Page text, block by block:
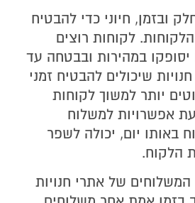
ובזמן, חיוני כדי להבטיח
לקוחות רוצים
במהירות ובבטחה עד
שיכולים להבטיח זמני
יותר למשוך לקוחות
אפשרויות למשלוח
באותו יום, יכולה לשפר
הלקוח.
של אתרי חנויות